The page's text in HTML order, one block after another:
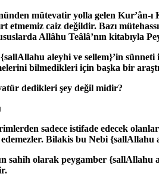
mütevatir yolla gelen Kur’ân-
etmemiz caiz değildir. Bazı
Allâhu Teâlâ’nın kitabıyla
{sallAllahu aleyhi ve sellem}’in
bilmedikleri için başka bir
dedikleri şey değil midir?
sadece istifade edecek
Bilakis bu Nebi {sallAllahu
sahih olarak peygamber